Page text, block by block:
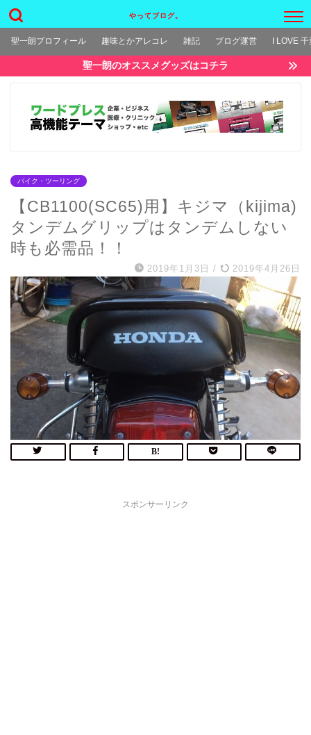
やってブログ。
聖一朗プロフィール 趣味とかアレコレ 雑記 ブログ運営 I LOVE
聖一朗のオススメグッズはコチラ
バイク・ツーリング
【CB1100(SC65)用】キジマ（kijima)
タンデムグリップはタンデムしない
時も必需品！！
2019年1月3日 / 2019年4月26日
スポンサーリンク